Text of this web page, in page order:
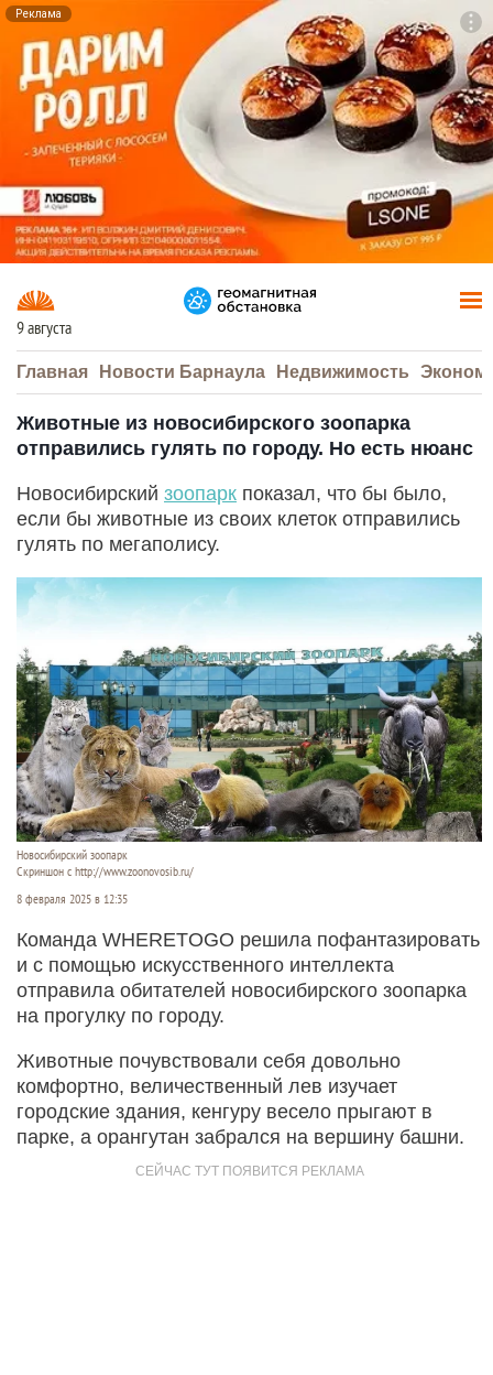
Реклама
9 августа
Главная Новости Барнаула Недвижимость
Животные из новосибирского зоопарка
отправились гулять по городу. Но есть нюанс
Новосибирский зоопарк показал, что бы было,
если бы животные из своих клеток отправились
гулять по мегаполису.
Новосибирский зоопарк
Скриншон с http://www.zoonovosib.ru/
8 февраля 2025 в 12:35
Команда WHERETOGO решила пофантазировать
и с помощью искусственного интеллекта
отправила обитателей новосибирского зоопарка
на прогулку по городу.
Животные почувствовали себя довольно
комфортно, величественный лев изучает
городские здания, кенгуру весело прыгают в
парке, а орангутан забрался на вершину башни.